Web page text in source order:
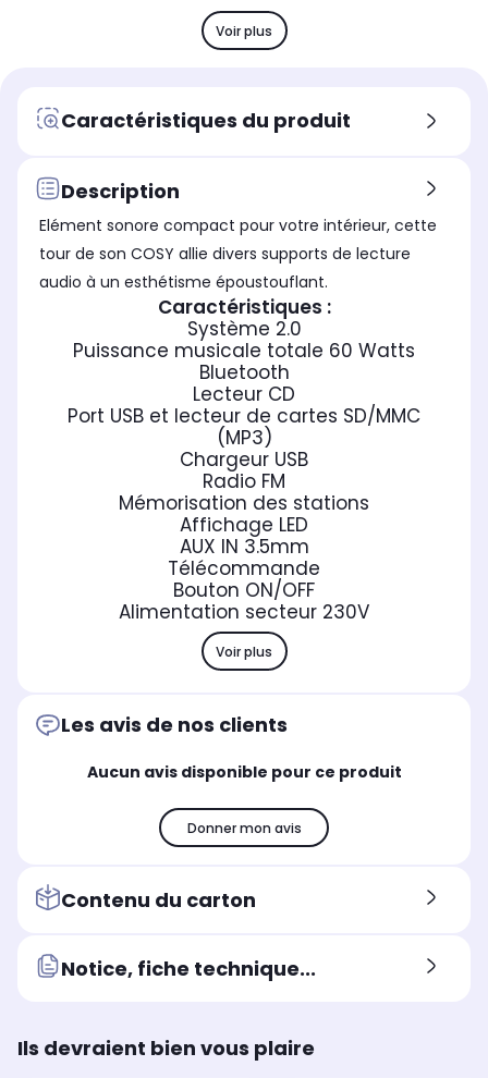
Puissance nominale (en Watts)
Port USB
usb lecture
non
Dimensions l x h x p
14 x 86.5 x 18 cm
Puissance nominale (en Watts)
10 Watts RMS
Port USB
usb lecture
Dimensions l x h x p
14 x 86.5 x 18 cm
Voir plus
Caractéristiques du produit
Description
Elément sonore compact pour votre intérieur, cette
tour de son COSY allie divers supports de lecture
audio à un esthétisme époustouflant.
Caractéristiques :
Système 2.0
Puissance musicale totale 60 Watts
Bluetooth
Lecteur CD
Port USB et lecteur de cartes SD/MMC
(MP3)
Chargeur USB
Radio FM
Mémorisation des stations
Affichage LED
AUX IN 3.5mm
Télécommande
Bouton ON/OFF
Alimentation secteur 230V
Voir plus
Les avis de nos clients
Aucun avis disponible pour ce produit
Donner mon avis
Contenu du carton
Notice, fiche technique...
Ils devraient bien vous plaire